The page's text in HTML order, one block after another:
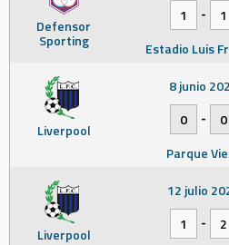
Defensor
Sporting
1
-
1
Estadio Luis
Liverpool
8 junio
0
-
0
Parque
Liverpool
12 julio
1
-
2